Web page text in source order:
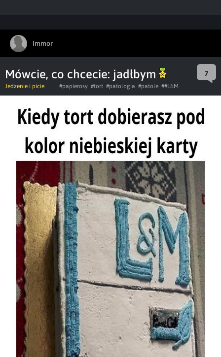
Immor
Mówcie, co chcecie: jadłbym 7
Jedzenie i picie #papierosy #tort #patologia #patole ##L&M